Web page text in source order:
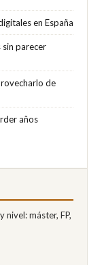
en España
parecer
de
años
máster, FP,